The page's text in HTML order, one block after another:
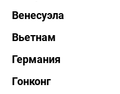
Венесуэла
Вьетнам
Германия
Гонконг